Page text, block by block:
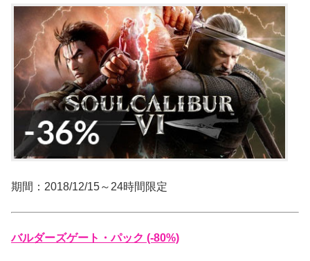
期間：2018/12/15～24時間限定
バルダーズゲート・パック (-80%)